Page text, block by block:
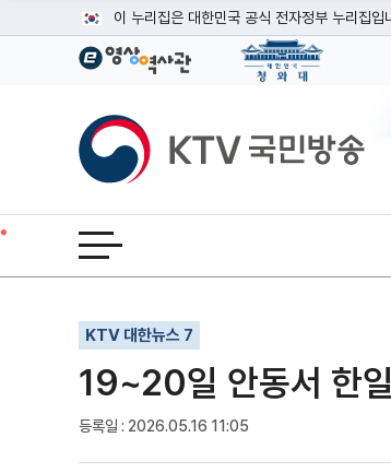
이 누리집은 대한민국 공식 전자정부 누리집입
공식 누리집 주소 확인하기
이밖에 or.kr 또는 .kr등 다른 도메인 주소를 사
운영중인 공식 누리집보기
KTV국민방송
전체메뉴 열기
KTV 대한뉴스 7
19~20일 안동서 한일
등록일 : 2026.05.16 11:05
기사인쇄
글자확대
글자축소